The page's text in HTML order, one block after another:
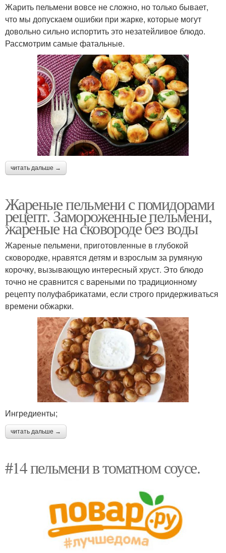
Жарить пельмени вовсе не сложно, но только бывает,
что мы допускаем ошибки при жарке, которые могут
довольно сильно испортить это незатейливое блюдо.
Рассмотрим самые фатальные.
читать дальше →
Жареные пельмени с помидорами
рецепт. Замороженные пельмени,
жареные на сковороде без воды
Жареные пельмени, приготовленные в глубокой
сковородке, нравятся детям и взрослым за румяную
корочку, вызывающую интересный хруст. Это блюдо
точно не сравнится с вареными по традиционному
рецепту полуфабрикатами, если строго придерживаться
времени обжарки.
Ингредиенты;
читать дальше →
#14 пельмени в томатном соусе.